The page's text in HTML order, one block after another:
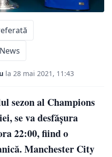
la 28 mai 2021, 11:43
sezon al Champions
se va desfășura
22:00, fiind o
Manchester City